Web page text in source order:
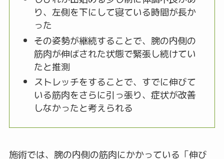
り、左側を下にして寝ている時間が長か
った
その姿勢が継続することで、腕の内側の
筋肉が伸ばされた状態で緊張し続けてい
たと推測
ストレッチをすることで、すでに伸びて
いる筋肉をさらに引っ張り、症状が改善
しなかったと考えられる
施術では、腕の内側の筋肉にかかっている「伸び